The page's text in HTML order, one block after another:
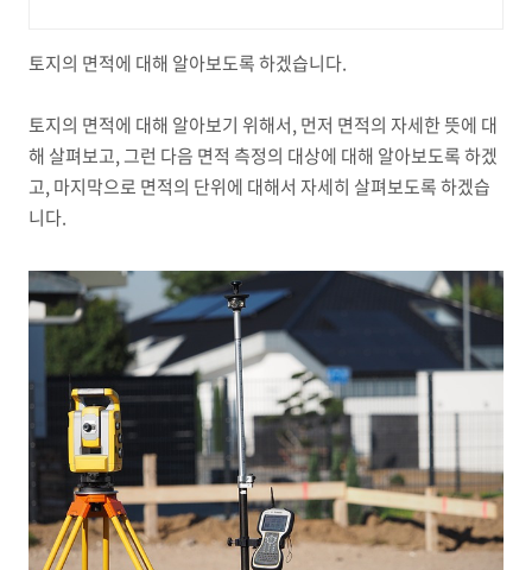
토지의 면적에 대해 알아보도록 하겠습니다.
토지의 면적에 대해 알아보기 위해서, 먼저 면적의 자세한 뜻에 대
해 살펴보고, 그런 다음 면적 측정의 대상에 대해 알아보도록 하겠
고, 마지막으로 면적의 단위에 대해서 자세히 살펴보도록 하겠습
니다.